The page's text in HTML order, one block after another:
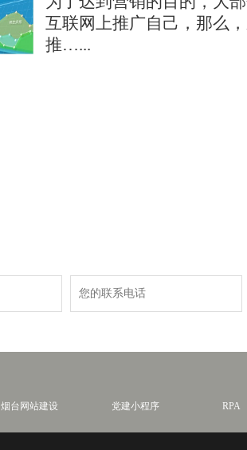
互联网上推广自己，那么
推…...
烟台网站建设 党建小程序 RPA